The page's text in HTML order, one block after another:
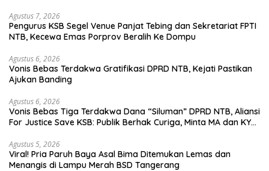
Agustus 7, 2026
Pengurus KSB Segel Venue Panjat Tebing dan Sekretariat FPTI
NTB, Kecewa Emas Porprov Beralih Ke Dompu
Agustus 6, 2026
Vonis Bebas Terdakwa Gratifikasi DPRD NTB, Kejati Pastikan
Ajukan Banding
Agustus 6, 2026
Vonis Bebas Tiga Terdakwa Dana “Siluman” DPRD NTB, Aliansi
For Justice Save KSB: Publik Berhak Curiga, Minta MA dan KY
Agustus 5, 2026
Viral! Pria Paruh Baya Asal Bima Ditemukan Lemas dan
Menangis di Lampu Merah BSD Tangerang